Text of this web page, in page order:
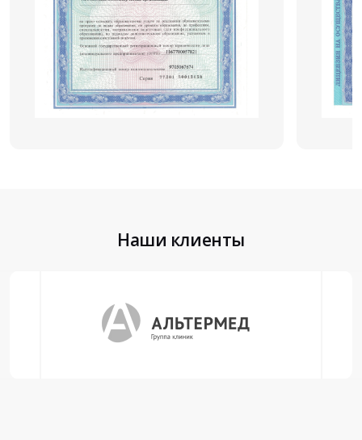
Наши клиенты